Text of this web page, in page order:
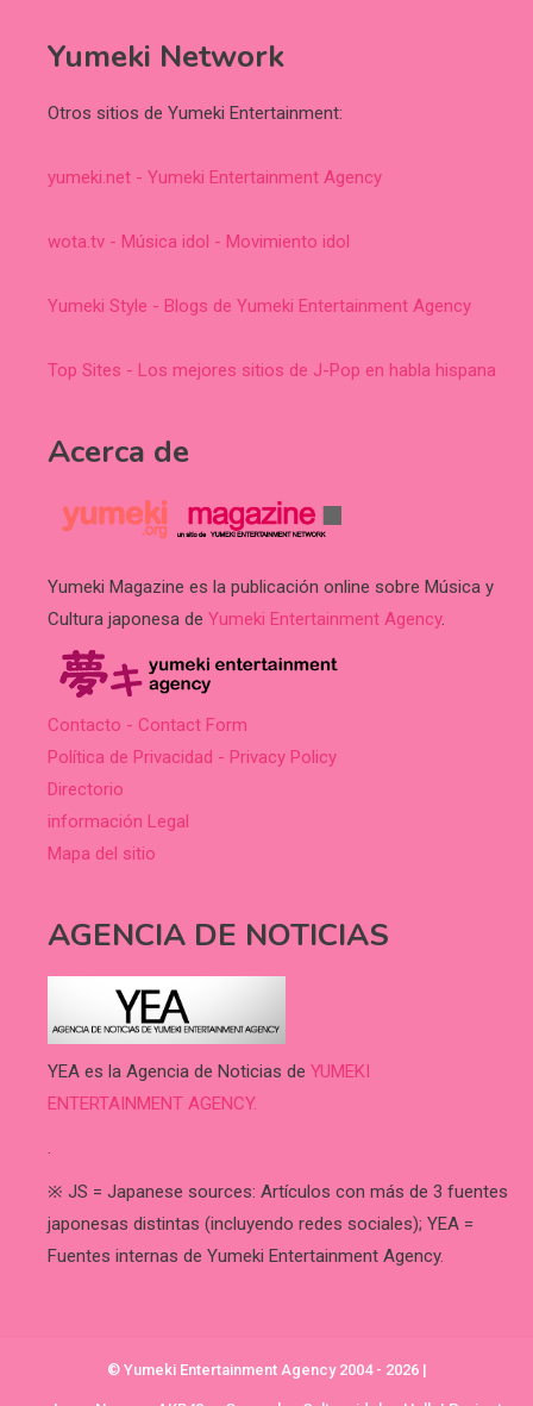
Yumeki Network
Otros sitios de Yumeki Entertainment:
yumeki.net - Yumeki Entertainment Agency
wota.tv - Música idol - Movimiento idol
Yumeki Style - Blogs de Yumeki Entertainment Agency
Top Sites - Los mejores sitios de J-Pop en habla hispana
Acerca de
Yumeki Magazine es la publicación online sobre Música y
Cultura japonesa de Yumeki Entertainment Agency.
Contacto - Contact Form
Política de Privacidad - Privacy Policy
Directorio
información Legal
Mapa del sitio
AGENCIA DE NOTICIAS
YEA es la Agencia de Noticias de YUMEKI
ENTERTAINMENT AGENCY.
.
※ JS = Japanese sources: Artículos con más de 3 fuentes
japonesas distintas (incluyendo redes sociales); YEA =
Fuentes internas de Yumeki Entertainment Agency.
© Yumeki Entertainment Agency 2004 - 2026 |